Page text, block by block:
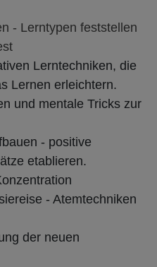
- Lerntypen feststellen
Lerntechniken, die
Lernen erleichtern.
und mentale Tricks zur
- positive
etablieren.
- Atemtechniken
der neuen